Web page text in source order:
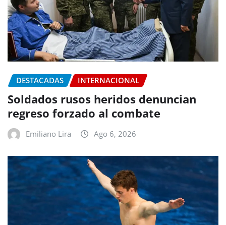
DESTACADAS INTERNACIONAL
Soldados rusos heridos denuncian
regreso forzado al combate
Emiliano Lira Ago 6, 2026